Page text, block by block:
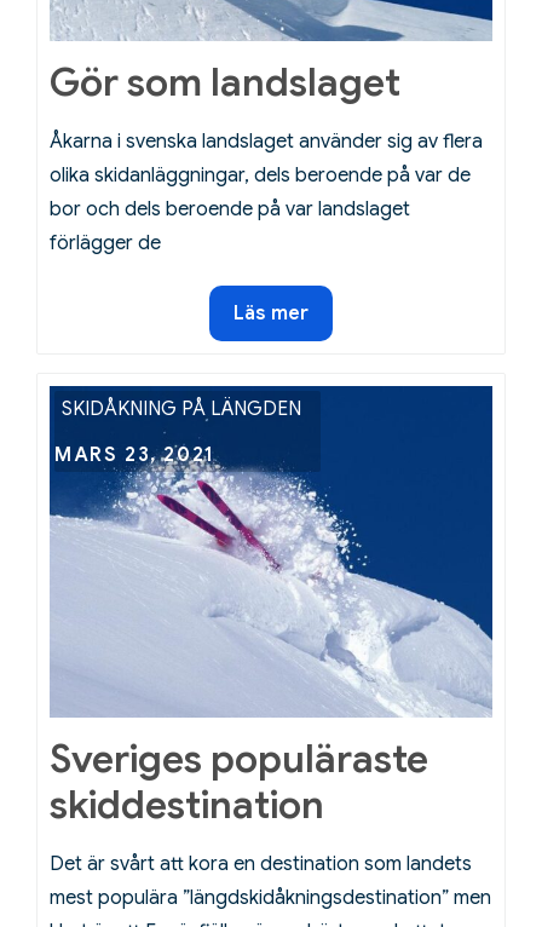
Gör som landslaget
Åkarna i svenska landslaget använder sig av flera
olika skidanläggningar, dels beroende på var de
bor och dels beroende på var landslaget
förlägger de
Gör
som
Läs mer
SKIDÅKNING PÅ LÄNGDEN
Posted
MARS 23, 2021
Sveriges populäraste
skiddestination
Det är svårt att kora en destination som landets
mest populära ”längdskidåkningsdestination” men